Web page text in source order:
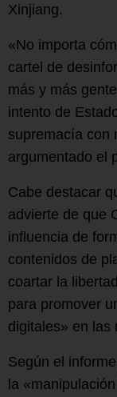
Xinjiang.
«No importa
cartel de
más y más
intento de
supremacía con
argumentado el
Cabe destacar
advierte de que
influencia de
contenidos de
coartar la
para promover
digitales» en las
Según el
la